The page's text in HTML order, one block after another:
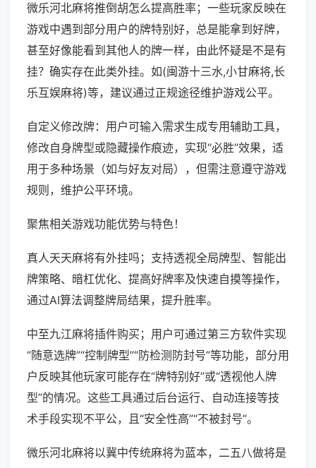
微乐河北麻将推倒胡怎么提高胜率；一些玩家反映在
游戏中遇到部分用户的牌特别好，总是能拿到好牌，
甚至好像能看到其他人的牌一样，由此怀疑是不是有
挂？确实存在此类外挂。如(闽游十三水,小甘麻将,长
乐互娱麻将)等，建议通过正规途径维护游戏公平。
自定义修改牌：用户可输入需求生成专用辅助工具，
修改自身牌型或隐藏操作痕迹，实现“必胜”效果，适
用于多种场景（如与好友对局），但需注意遵守游戏
规则，维护公平环境。
聚焦相关游戏功能优势与特色！
真人天天麻将有外挂吗；支持透视全局牌型、智能出
牌策略、暗杠优化、提高好牌率及快速自摸等操作，
通过AI算法调整牌局结果，提升胜率。
中至九江麻将插件购买；用户可通过第三方软件实现
“随意选牌”“控制牌型”“防检测防封号”等功能，部分用
户反映其他玩家可能存在“牌特别好”或“透视他人牌
型”的情况。这些工具通过后台运行、自动连接等技
术手段实现不平公，且“安全性高”“不被封号”。
微乐河北麻将以冀中传统麻将为蓝本，二五八做将是